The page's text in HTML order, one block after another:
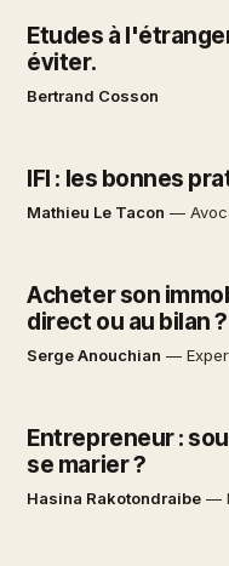
Etudes à
éviter.
Bertrand Cosson
IFI : les bonnes
Mathieu Le Tacon —
Acheter son
direct ou au bilan ?
Serge Anouchian —
Entrepreneur :
se marier ?
Hasina Rakotondraibe —